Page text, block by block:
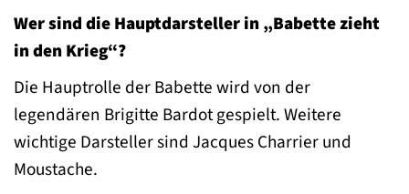
Wer sind die Hauptdarsteller in „Babette zieht
in den Krieg“?
Die Hauptrolle der Babette wird von der
legendären Brigitte Bardot gespielt. Weitere
wichtige Darsteller sind Jacques Charrier und
Moustache.